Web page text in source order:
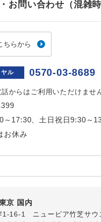
お問い合わせ（混雑
ちらから
ル 0570-03-8689
からはご利用いただけませ
～17:30、土日祝日9:30～
お休み
京 国内
16-1 ニューピア竹芝サウ
ホテル指定 ご